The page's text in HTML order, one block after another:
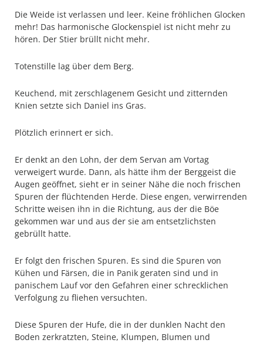
Die Weide ist verlassen und leer. Keine fröhlichen Glocken
mehr! Das harmonische Glockenspiel ist nicht mehr zu
hören. Der Stier brüllt nicht mehr.
Totenstille lag über dem Berg.
Keuchend, mit zerschlagenem Gesicht und zitternden
Knien setzte sich Daniel ins Gras.
Plötzlich erinnert er sich.
Er denkt an den Lohn, der dem Servan am Vortag
verweigert wurde. Dann, als hätte ihm der Berggeist die
Augen geöffnet, sieht er in seiner Nähe die noch frischen
Spuren der flüchtenden Herde. Diese engen, verwirrenden
Schritte weisen ihn in die Richtung, aus der die Böe
gekommen war und aus der sie am entsetzlichsten
gebrüllt hatte.
Er folgt den frischen Spuren. Es sind die Spuren von
Kühen und Färsen, die in Panik geraten sind und in
panischem Lauf vor den Gefahren einer schrecklichen
Verfolgung zu fliehen versuchten.
Diese Spuren der Hufe, die in der dunklen Nacht den
Boden zerkratzten, Steine, Klumpen, Blumen und